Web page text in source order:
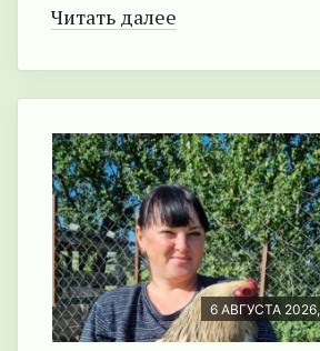
Читать далее
6 АВГУСТА